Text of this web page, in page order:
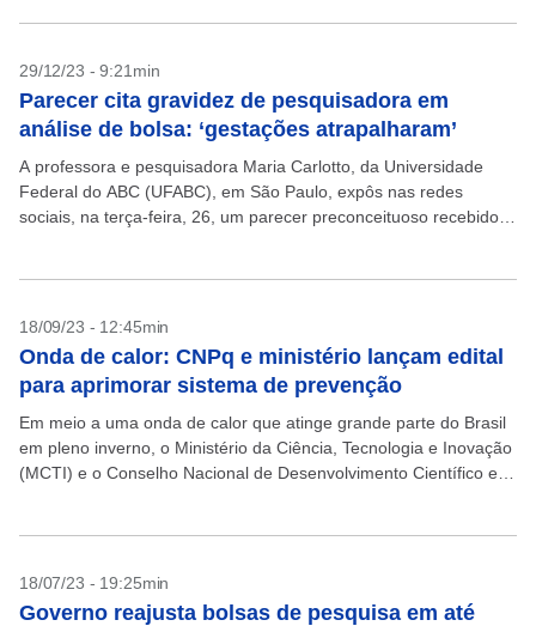
29/12/23 - 9:21min
Parecer cita gravidez de pesquisadora em
análise de bolsa: ‘gestações atrapalharam’
A professora e pesquisadora Maria Carlotto, da Universidade
Federal do ABC (UFABC), em São Paulo, expôs nas redes
sociais, na terça-feira, 26, um parecer preconceituoso recebido
18/09/23 - 12:45min
Onda de calor: CNPq e ministério lançam edital
para aprimorar sistema de prevenção
Em meio a uma onda de calor que atinge grande parte do Brasil
em pleno inverno, o Ministério da Ciência, Tecnologia e Inovação
(MCTI) e o Conselho Nacional de Desenvolvimento Científico e
18/07/23 - 19:25min
Governo reajusta bolsas de pesquisa em até